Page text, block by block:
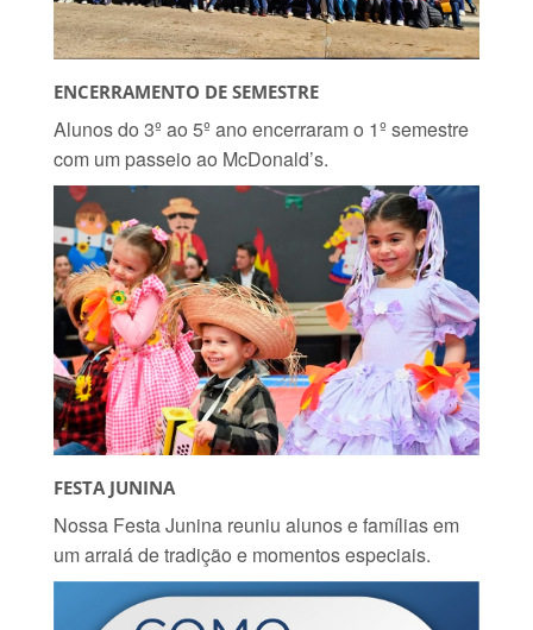
ENCERRAMENTO DE SEMESTRE
Alunos do 3º ao 5º ano encerraram o 1º semestre
com um passeio ao McDonald’s.
FESTA JUNINA
Nossa Festa Junina reuniu alunos e famílias em
um arraiá de tradição e momentos especiais.